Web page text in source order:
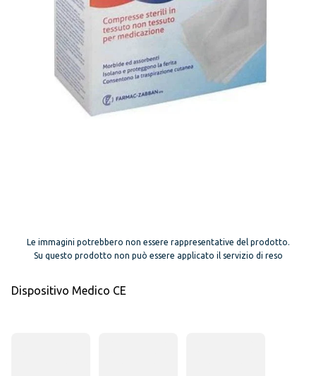
Le immagini potrebbero non essere rappresentative del prodotto.
Su questo prodotto non può essere applicato il servizio di reso
Dispositivo Medico CE